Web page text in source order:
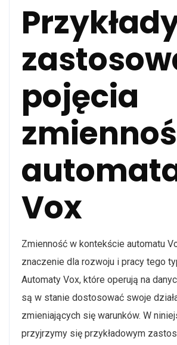
pojęcia
Vox
Zmienność w kontekście automatu
znaczenie dla rozwoju i pracy tego
Automaty Vox, które operują na
są w stanie dostosować swoje
zmieniających się warunków. W
przyjrzymy się przykładowym